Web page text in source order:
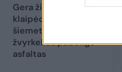
Gera žinia
klaipėdiečiams: dar
šiemet šiose vietose
žvyrkelius padengs
asfaltas